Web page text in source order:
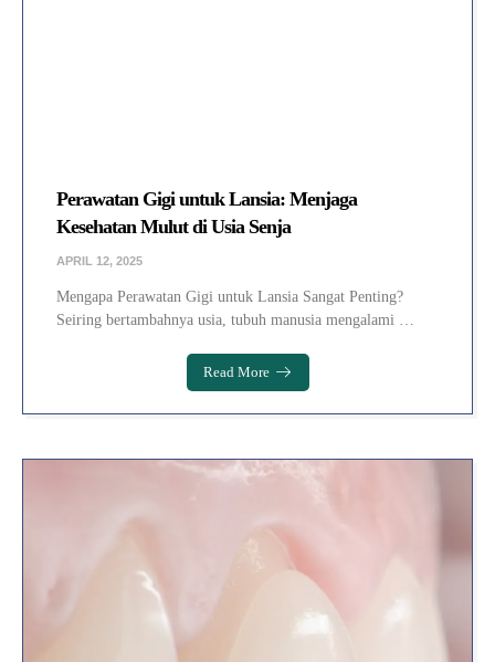
Perawatan Gigi untuk Lansia: Menjaga
Kesehatan Mulut di Usia Senja
APRIL 12, 2025
Mengapa Perawatan Gigi untuk Lansia Sangat Penting?
Seiring bertambahnya usia, tubuh manusia mengalami …
Read More